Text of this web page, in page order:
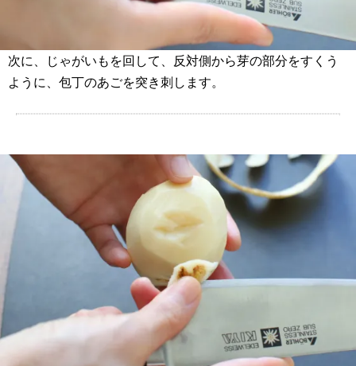
次に、じゃがいもを回して、反対側から芽の部分をすくう
ように、包丁のあごを突き刺します。